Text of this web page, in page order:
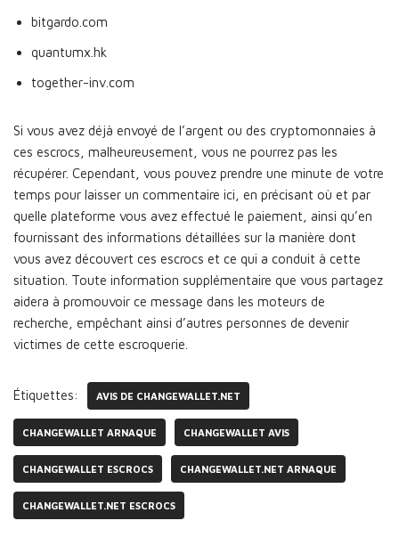
bitgardo.com
quantumx.hk
together-inv.com
Si vous avez déjà envoyé de l’argent ou des cryptomonnaies à
ces escrocs, malheureusement, vous ne pourrez pas les
récupérer. Cependant, vous pouvez prendre une minute de votre
temps pour laisser un commentaire ici, en précisant où et par
quelle plateforme vous avez effectué le paiement, ainsi qu’en
fournissant des informations détaillées sur la manière dont
vous avez découvert ces escrocs et ce qui a conduit à cette
situation. Toute information supplémentaire que vous partagez
aidera à promouvoir ce message dans les moteurs de
recherche, empêchant ainsi d’autres personnes de devenir
victimes de cette escroquerie.
Étiquettes: AVIS DE CHANGEWALLET.NET
CHANGEWALLET ARNAQUE CHANGEWALLET AVIS
CHANGEWALLET ESCROCS CHANGEWALLET.NET ARNAQUE
CHANGEWALLET.NET ESCROCS